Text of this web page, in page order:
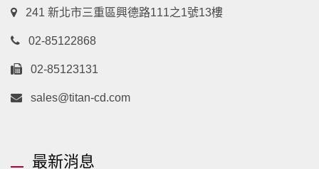
241 新北市三重區興德路111之1號13樓
02-85122868
02-85123131
sales@titan-cd.com
最新消息